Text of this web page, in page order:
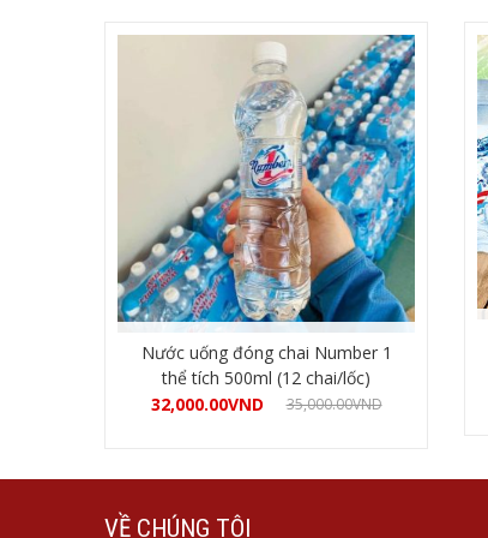
Nước uống đóng chai Number 1
thể tích 500ml (12 chai/lốc)
32,000.00VND 35,000.00VND
VỀ CHÚNG TÔI